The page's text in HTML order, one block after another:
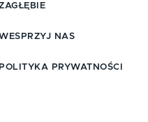
NAS
POLITYKA PRYWATNOŚCI